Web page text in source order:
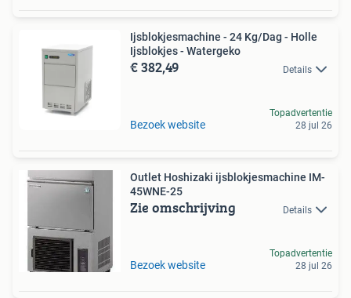
Ijsblokjesmachine - 24 Kg/Dag - Holle
Ijsblokjes - Watergeko
€ 382,49 Details
Bezoek website
Topadvertentie
28 jul 26
Outlet Hoshizaki ijsblokjesmachine IM-
45WNE-25
Zie omschrijving Details
Bezoek website
Topadvertentie
28 jul 26